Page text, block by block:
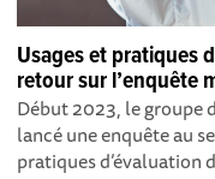
Usages et pratiques
retour sur l’enquête
Début 2023, le groupe
lancé une enquête au
pratiques d’évaluation